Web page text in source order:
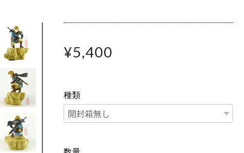
¥5,400
種類